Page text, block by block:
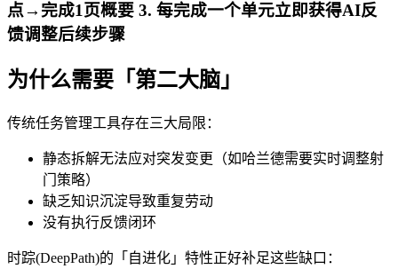
点→完成1页概要 3. 每完成一个单元立即获得AI反
馈调整后续步骤
为什么需要「第二大脑」
传统任务管理工具存在三大局限：
静态拆解无法应对突发变更（如哈兰德需要实时调整射
门策略）
缺乏知识沉淀导致重复劳动
没有执行反馈闭环
时踪(DeepPath)的「自进化」特性正好补足这些缺口：